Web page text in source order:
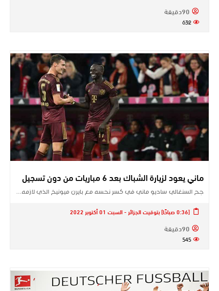
90دقيقة
632
ماني يعود لزيارة الشباك بعد 6 مباريات من دون تسجيل
جح السنغالي ساديو ​ماني​ في كسر نحسه مع ​بايرن ميونيخ​ الذي لازمه…
[0:36 صباحًا] بتوقيت الجزائر - السبت 01 أكتوبر 2022
90دقيقة
545